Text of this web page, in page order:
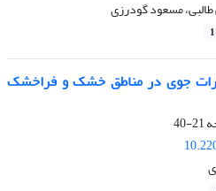
مسعود گودرزی
جوی در مناطق خشک و فراخشک
21-40